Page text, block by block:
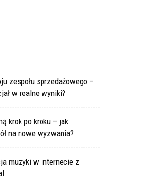
zespołu sprzedażowego –
w realne wyniki?
krok po kroku – jak
na nowe wyzwania?
muzyki w internecie z